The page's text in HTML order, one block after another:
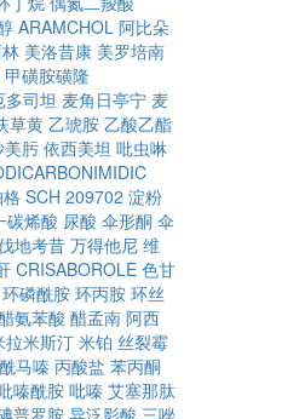
ARAMCHOL 阿比朵
美洛昔康 美罗培南
甲磺胺磺隆
多司坦 麦角日亭宁 麦
草黄 乙琥胺 乙酸乙酯
美肟 依西美坦 吡虫啉
SCH 209702 淀粉
碳烯酸 尿酸 伞形酮 伞
地考昔 万得他尼 维
CRISABOROLE 色甘
环磷酰胺 环丙胺 环丝
氨苯酸 醋孟南 阿西
拉米斯汀 米铂 丝裂霉
马嗪 丙酸盐 苯丙酮
嗪酰胺 吡嗪 艾塞那肽
普罗胺 异泛影酸 三唑